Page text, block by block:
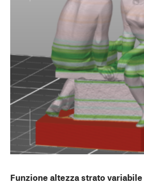
Funzione altezza strato variabile